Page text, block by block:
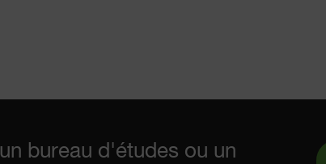
bureau d'études ou un